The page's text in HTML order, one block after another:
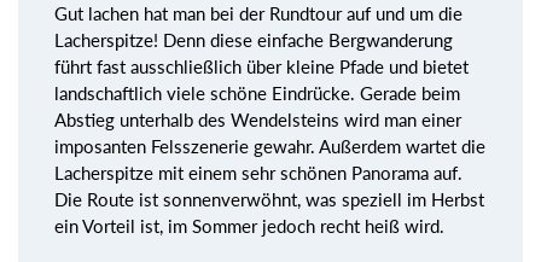
Gut lachen hat man bei der Rundtour auf und um die
Lacherspitze! Denn diese einfache Bergwanderung
führt fast ausschließlich über kleine Pfade und bietet
landschaftlich viele schöne Eindrücke. Gerade beim
Abstieg unterhalb des Wendelsteins wird man einer
imposanten Felsszenerie gewahr. Außerdem wartet die
Lacherspitze mit einem sehr schönen Panorama auf.
Die Route ist sonnenverwöhnt, was speziell im Herbst
ein Vorteil ist, im Sommer jedoch recht heiß wird.